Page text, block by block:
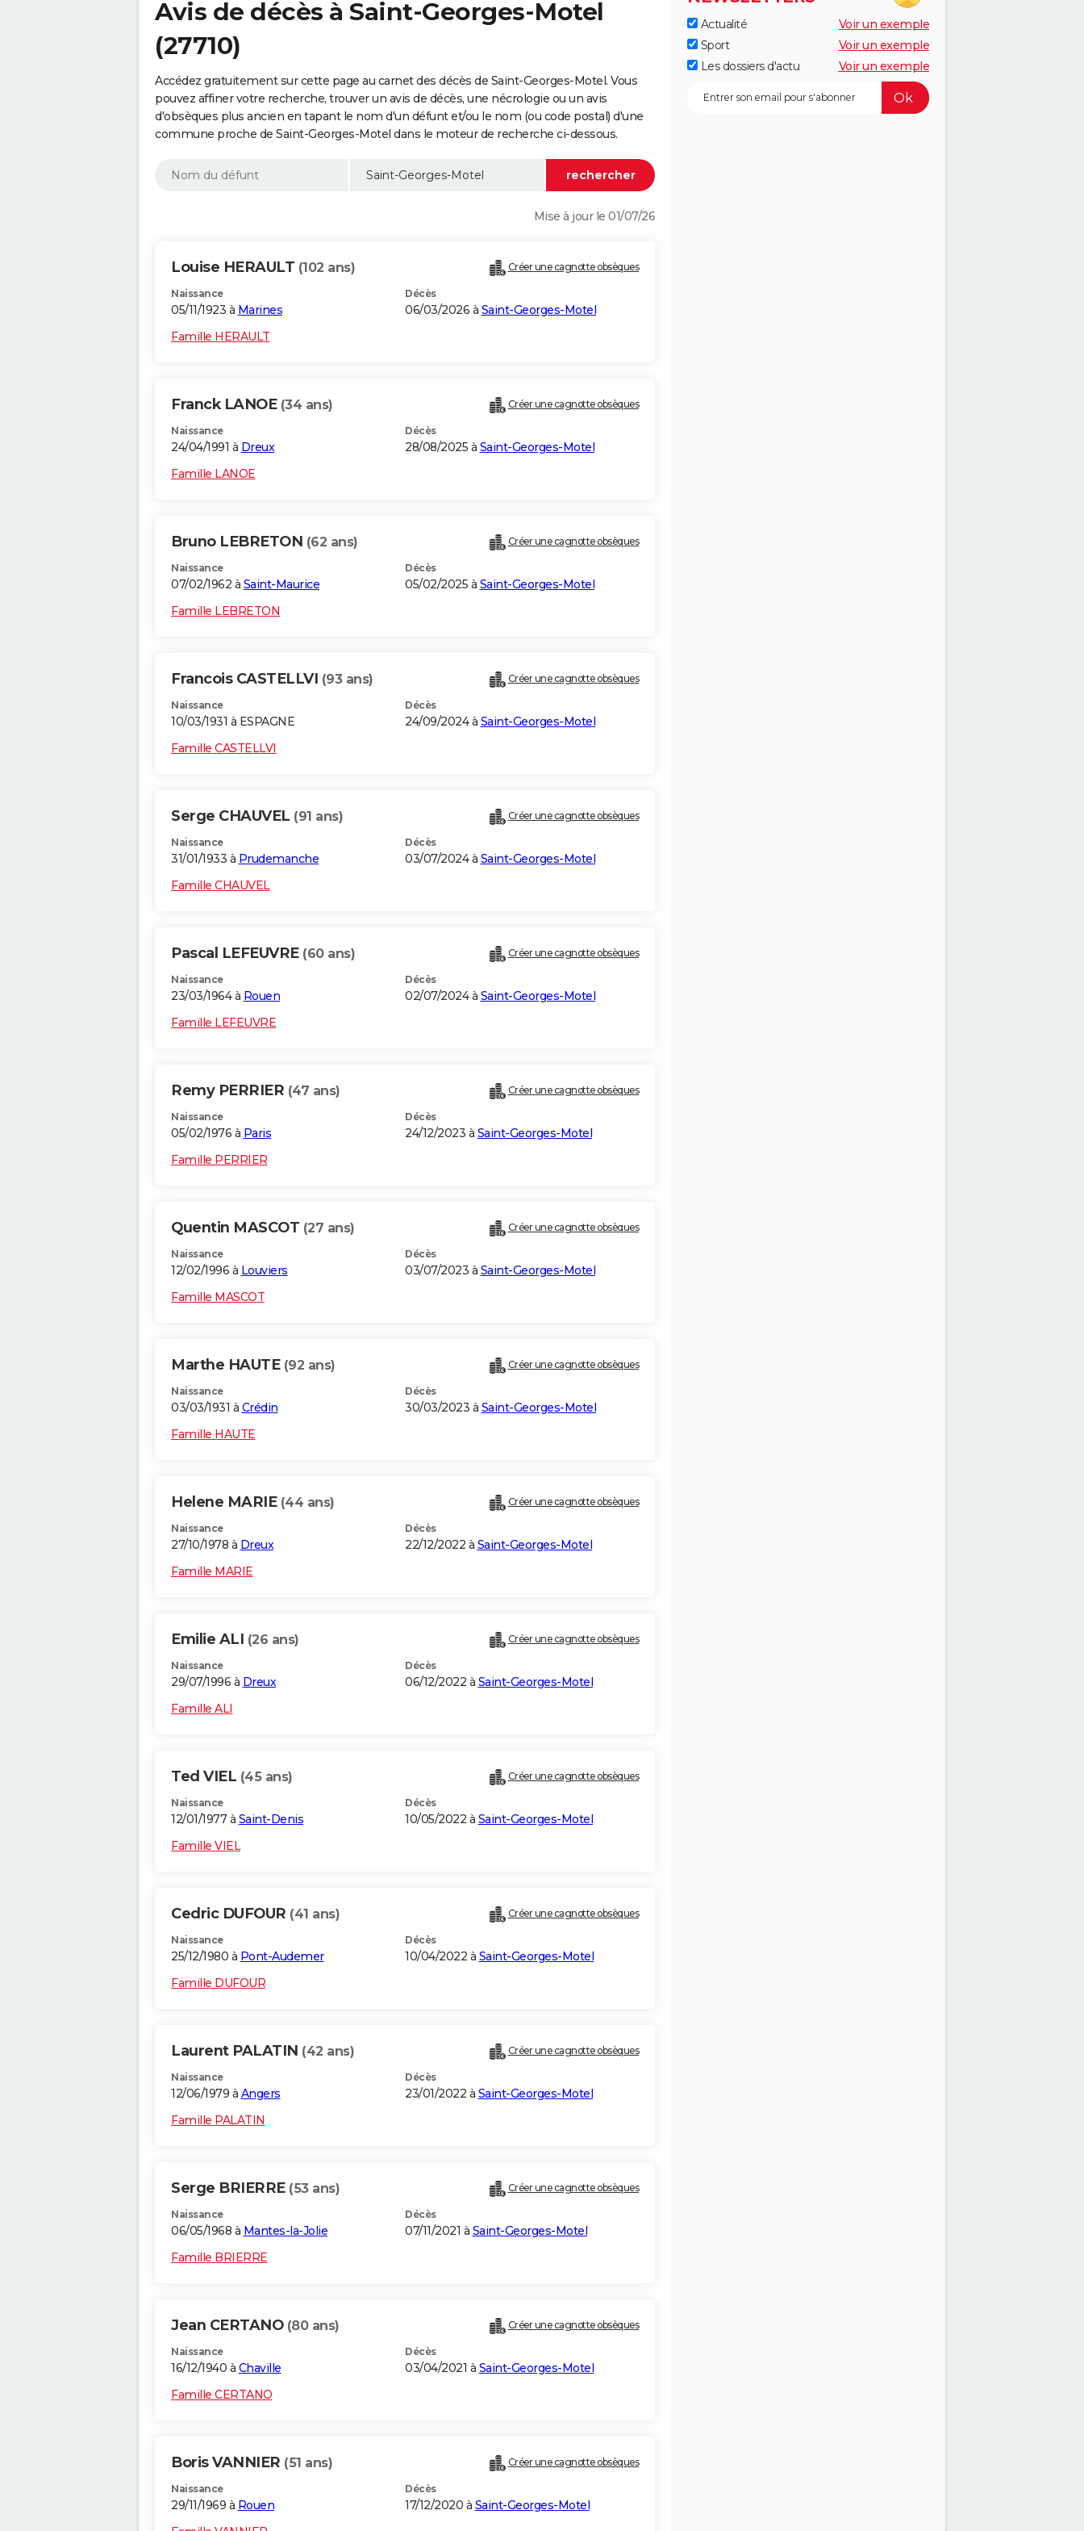
Avis de décès à Saint-Georges-Motel
(27710)
Accédez gratuitement sur cette page au carnet des décès de Saint-Georges-Motel. Vous
pouvez affiner votre recherche, trouver un avis de décès, une nécrologie ou un avis
d'obsèques plus ancien en tapant le nom d'un défunt et/ou le nom (ou code postal) d'une
commune proche de Saint-Georges-Motel dans le moteur de recherche ci-dessous.
Mise à jour le 01/07/26
Louise HERAULT (102 ans) Créer une cagnotte obsèques
Naissance
05/11/1923 à Marines
Décès
06/03/2026 à Saint-Georges-Motel
Famille HERAULT
Franck LANOE (34 ans) Créer une cagnotte obsèques
Naissance
24/04/1991 à Dreux
Décès
28/08/2025 à Saint-Georges-Motel
Famille LANOE
Bruno LEBRETON (62 ans) Créer une cagnotte obsèques
Naissance
07/02/1962 à Saint-Maurice
Décès
05/02/2025 à Saint-Georges-Motel
Famille LEBRETON
Francois CASTELLVI (93 ans) Créer une cagnotte obsèques
Naissance
10/03/1931 à ESPAGNE
Décès
24/09/2024 à Saint-Georges-Motel
Famille CASTELLVI
Serge CHAUVEL (91 ans) Créer une cagnotte obsèques
Naissance
31/01/1933 à Prudemanche
Décès
03/07/2024 à Saint-Georges-Motel
Famille CHAUVEL
Pascal LEFEUVRE (60 ans) Créer une cagnotte obsèques
Naissance
23/03/1964 à Rouen
Décès
02/07/2024 à Saint-Georges-Motel
Famille LEFEUVRE
Remy PERRIER (47 ans) Créer une cagnotte obsèques
Naissance
05/02/1976 à Paris
Décès
24/12/2023 à Saint-Georges-Motel
Famille PERRIER
Quentin MASCOT (27 ans) Créer une cagnotte obsèques
Naissance
12/02/1996 à Louviers
Décès
03/07/2023 à Saint-Georges-Motel
Famille MASCOT
Marthe HAUTE (92 ans) Créer une cagnotte obsèques
Naissance
03/03/1931 à Crédin
Décès
30/03/2023 à Saint-Georges-Motel
Famille HAUTE
Helene MARIE (44 ans) Créer une cagnotte obsèques
Naissance
27/10/1978 à Dreux
Décès
22/12/2022 à Saint-Georges-Motel
Famille MARIE
Emilie ALI (26 ans) Créer une cagnotte obsèques
Naissance
29/07/1996 à Dreux
Décès
06/12/2022 à Saint-Georges-Motel
Famille ALI
Ted VIEL (45 ans) Créer une cagnotte obsèques
Naissance
12/01/1977 à Saint-Denis
Décès
10/05/2022 à Saint-Georges-Motel
Famille VIEL
Cedric DUFOUR (41 ans) Créer une cagnotte obsèques
Naissance
25/12/1980 à Pont-Audemer
Décès
10/04/2022 à Saint-Georges-Motel
Famille DUFOUR
Laurent PALATIN (42 ans) Créer une cagnotte obsèques
Naissance
12/06/1979 à Angers
Décès
23/01/2022 à Saint-Georges-Motel
Famille PALATIN
Serge BRIERRE (53 ans) Créer une cagnotte obsèques
Naissance
06/05/1968 à Mantes-la-Jolie
Décès
07/11/2021 à Saint-Georges-Motel
Famille BRIERRE
Jean CERTANO (80 ans) Créer une cagnotte obsèques
Naissance
16/12/1940 à Chaville
Décès
03/04/2021 à Saint-Georges-Motel
Famille CERTANO
Boris VANNIER (51 ans) Créer une cagnotte obsèques
Naissance
29/11/1969 à Rouen
Décès
17/12/2020 à Saint-Georges-Motel
Actualité
Voir un exemple
Sport
Voir un exemple
Les dossiers d'actu
Voir un exemple